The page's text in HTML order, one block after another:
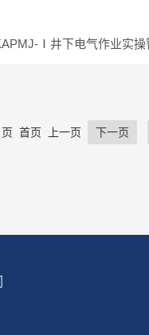
页 首页 上一页 下一页